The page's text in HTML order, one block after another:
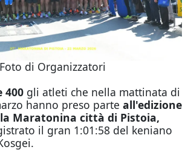
Foto di Organizzatori
400gli atleti che nella mattinata di
hanno preso parte all'edizione
Maratonina città di Pistoia,
il gran 1:01:58 del keniano